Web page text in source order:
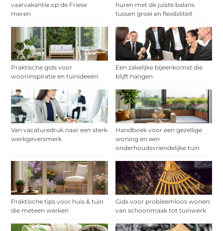
vaarvakantie op de Friese
meren
huren met de juiste balans
tussen groei en flexibiliteit
Praktische gids voor
wooninspiratie en tuinideeën
Een zakelijke bijeenkomst die
blijft hangen
Van vacaturedruk naar een sterk
werkgeversmerk
Handboek voor een gezellige
woning en een
onderhoudsvriendelijke tuin
Praktische tips voor huis & tuin
die meteen werken
Gids voor probleemloos wonen:
van schoonmaak tot tuinwerk